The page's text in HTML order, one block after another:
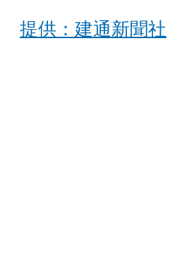
提供：建通新聞社